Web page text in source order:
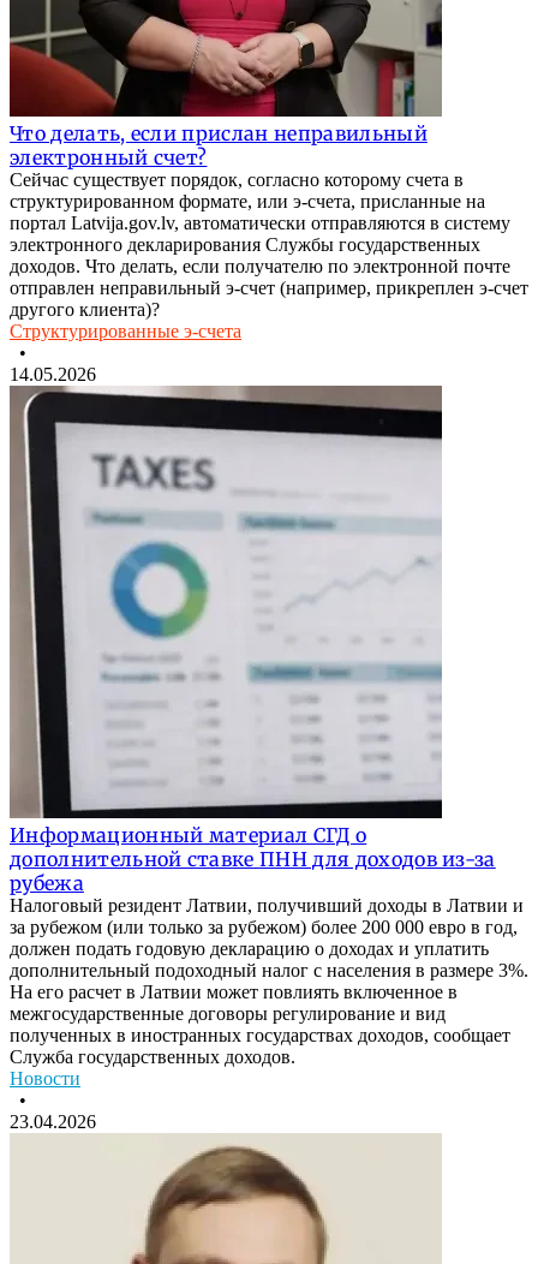
Что делать, если прислан неправильный
электронный счет?
Сейчас существует порядок, согласно которому счета в
структурированном формате, или э-счета, присланные на
портал Latvija.gov.lv, автоматически отправляются в систему
электронного декларирования Службы государственных
доходов. Что делать, если получателю по электронной почте
отправлен неправильный э-счет (например, прикреплен э-счет
другого клиента)?
Структурированные э-счета
•
14.05.2026
Информационный материал СГД о
дополнительной ставке ПНН для доходов из-за
рубежа
Налоговый резидент Латвии, получивший доходы в Латвии и
за рубежом (или только за рубежом) более 200 000 евро в год,
должен подать годовую декларацию о доходах и уплатить
дополнительный подоходный налог с населения в размере 3%.
На его расчет в Латвии может повлиять включенное в
межгосударственные договоры регулирование и вид
полученных в иностранных государствах доходов, сообщает
Служба государственных доходов.
Новости
•
23.04.2026